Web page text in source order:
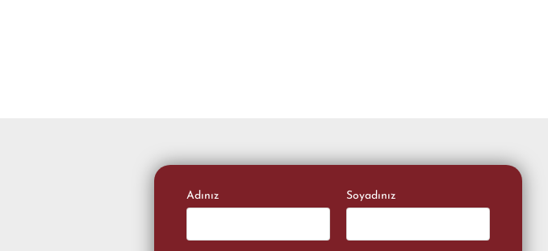
Adınız Soyadınız